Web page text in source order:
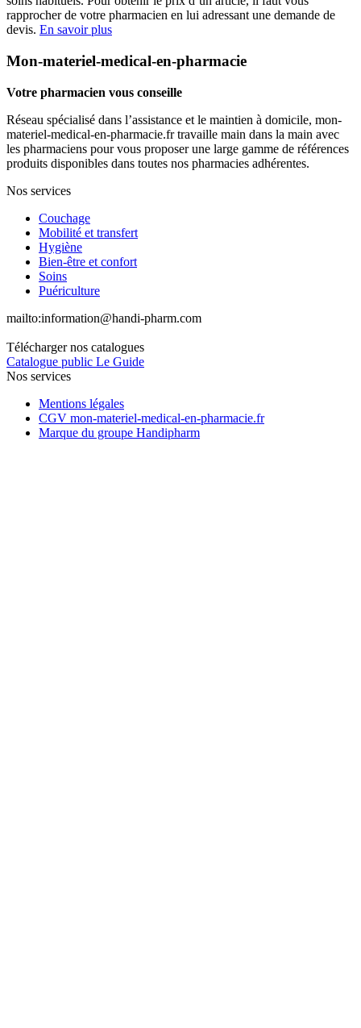
rapprocher de votre pharmacien en lui adressant une demande de
devis. En savoir plus
Mon-materiel-medical-en-pharmacie
Votre pharmacien vous conseille
Réseau spécialisé dans l’assistance et le maintien à domicile, mon-
materiel-medical-en-pharmacie.fr travaille main dans la main avec
les pharmaciens pour vous proposer une large gamme de références
produits disponibles dans toutes nos pharmacies adhérentes.
Nos services
Couchage
Mobilité et transfert
Hygiène
Bien-être et confort
Soins
Puériculture
mailto:information@handi-pharm.com
Télécharger nos catalogues
Catalogue public Le Guide
Nos services
Mentions légales
CGV mon-materiel-medical-en-pharmacie.fr
Marque du groupe Handipharm